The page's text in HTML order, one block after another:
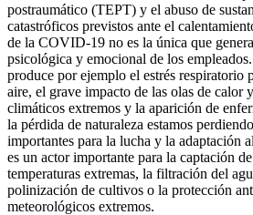
postraumático (TEPT) y el abuso de
catastróficos previstos ante el
de la COVID-19 no es la única que
psicológica y emocional de los
produce por ejemplo el estrés respiratorio
aire, el grave impacto de las olas de calor
climáticos extremos y la aparición de
la pérdida de naturaleza estamos
importantes para la lucha y la adaptación
es un actor importante para la captación
temperaturas extremas, la filtración del
polinización de cultivos o la protección
meteorológicos extremos.